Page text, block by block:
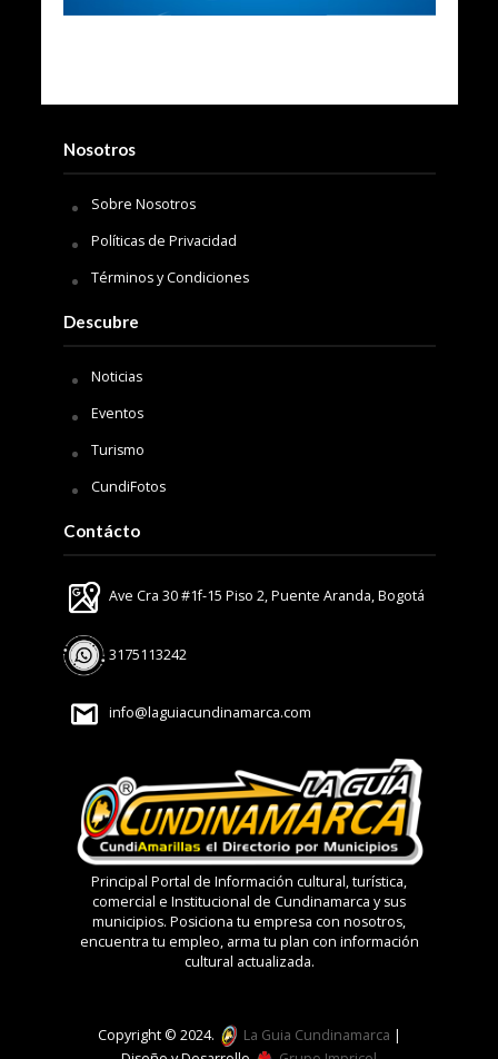
Nosotros
Sobre Nosotros
Políticas de Privacidad
Términos y Condiciones
Descubre
Noticias
Eventos
Turismo
CundiFotos
Contácto
Ave Cra 30 #1f-15 Piso 2, Puente Aranda, Bogotá
3175113242
info@laguiacundinamarca.com
Principal Portal de Información cultural, turística,
comercial e Institucional de Cundinamarca y sus
municipios. Posiciona tu empresa con nosotros,
encuentra tu empleo, arma tu plan con información
cultural actualizada.
Copyright © 2024. La Guia Cundinamarca |